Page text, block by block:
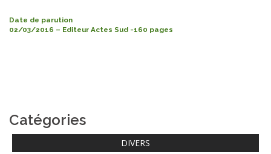
Date de parution
02/03/2016 – Editeur Actes Sud -160 pages
Catégories
DIVERS